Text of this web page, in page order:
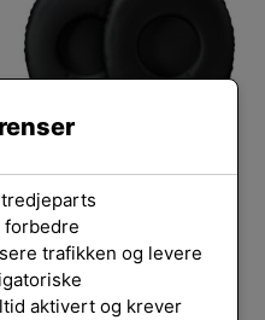
EPOS ADAPT 160 ANC &
200
kr149,00
Legg i handlekurv
forbedre
trafikken og levere
aktivert og krever